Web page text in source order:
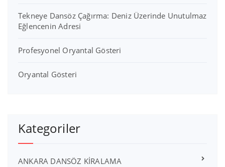
Tekneye Dansöz Çağırma: Deniz Üzerinde Unutulmaz
Eğlencenin Adresi
Profesyonel Oryantal Gösteri
Oryantal Gösteri
Kategoriler
ANKARA DANSÖZ KİRALAMA